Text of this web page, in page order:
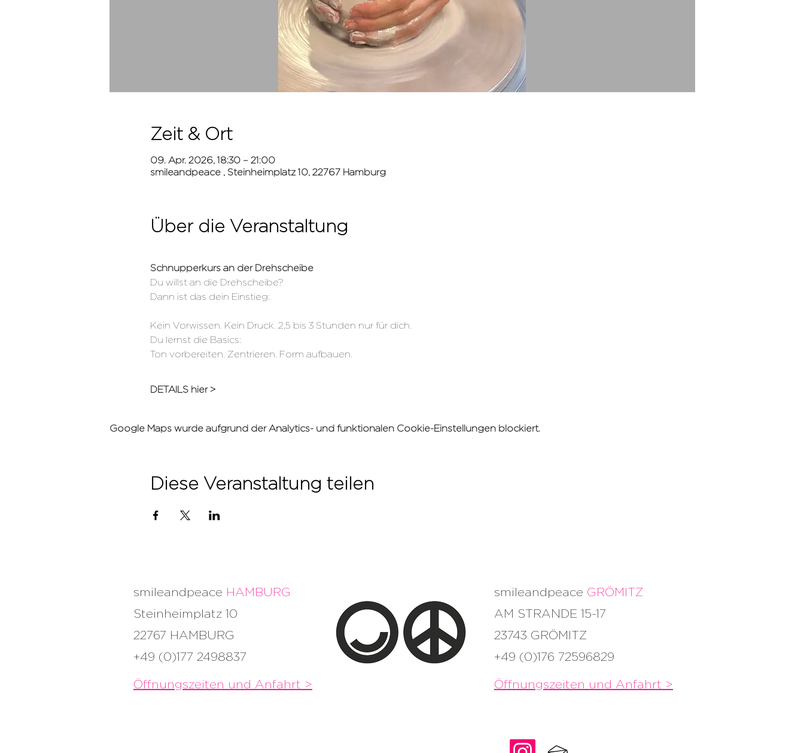
Zeit & Ort
09. Apr. 2026, 18:30 – 21:00
smileandpeace , Steinheimplatz 10, 22767 Hamburg
Über die Veranstaltung
Schnupperkurs an der Drehscheibe
Du willst an die Drehscheibe?
Dann ist das dein Einstieg:
Kein Vorwissen. Kein Druck. 2,5 bis 3 Stunden nur für dich.
Du lernst die Basics:
Ton vorbereiten. Zentrieren. Form aufbauen.
DETAILS hier >
Google Maps wurde aufgrund der Analytics- und funktionalen Cookie-Einstellungen blockiert.
Diese Veranstaltung teilen
smileandpeace HAMBURG
Steinheimplatz 10
22767 HAMBURG
+49 (0)177 2498837
Öffnungszeiten und Anfahrt >
smileandpeace GRÖMITZ
AM STRANDE 15-17
23743 GRÖMITZ
+49 (0)176 72596829
Öffnungszeiten und Anfahrt >